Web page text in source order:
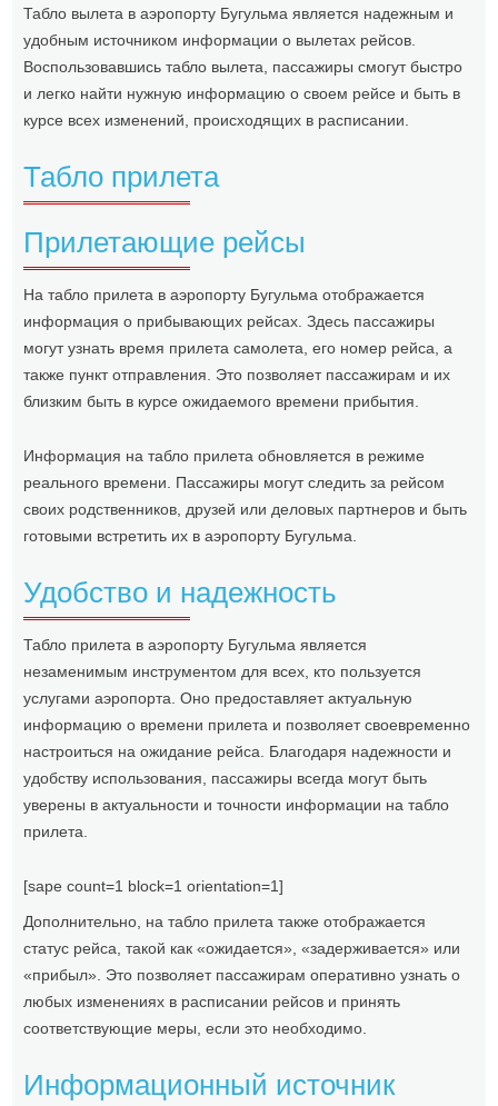
Табло вылета в аэропорту Бугульма является надежным и
удобным источником информации о вылетах рейсов.
Воспользовавшись табло вылета, пассажиры смогут быстро
и легко найти нужную информацию о своем рейсе и быть в
курсе всех изменений, происходящих в расписании.
Табло прилета
Прилетающие рейсы
На табло прилета в аэропорту Бугульма отображается
информация о прибывающих рейсах. Здесь пассажиры
могут узнать время прилета самолета, его номер рейса, а
также пункт отправления. Это позволяет пассажирам и их
близким быть в курсе ожидаемого времени прибытия.
Информация на табло прилета обновляется в режиме
реального времени. Пассажиры могут следить за рейсом
своих родственников, друзей или деловых партнеров и быть
готовыми встретить их в аэропорту Бугульма.
Удобство и надежность
Табло прилета в аэропорту Бугульма является
незаменимым инструментом для всех, кто пользуется
услугами аэропорта. Оно предоставляет актуальную
информацию о времени прилета и позволяет своевременно
настроиться на ожидание рейса. Благодаря надежности и
удобству использования, пассажиры всегда могут быть
уверены в актуальности и точности информации на табло
прилета.
[sape count=1 block=1 orientation=1]
Дополнительно, на табло прилета также отображается
статус рейса, такой как «ожидается», «задерживается» или
«прибыл». Это позволяет пассажирам оперативно узнать о
любых изменениях в расписании рейсов и принять
соответствующие меры, если это необходимо.
Информационный источник